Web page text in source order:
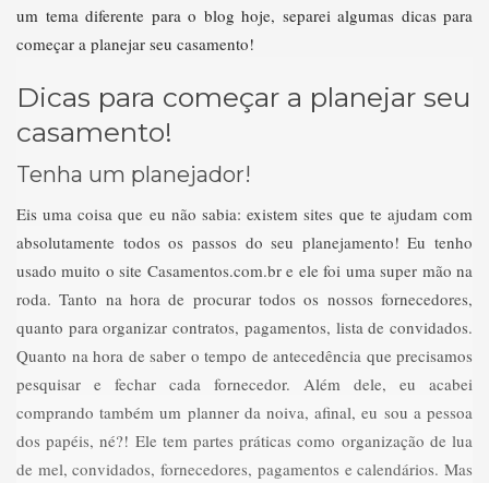
um tema diferente para o blog hoje, separei algumas dicas para
começar a planejar seu casamento!
Dicas para começar a planejar seu
casamento!
Tenha um planejador!
Eis uma coisa que eu não sabia: existem sites que te ajudam com
absolutamente todos os passos do seu planejamento! Eu tenho
usado muito o site Casamentos.com.br e ele foi uma super mão na
roda. Tanto na hora de procurar todos os nossos fornecedores,
quanto para organizar contratos, pagamentos, lista de convidados.
Quanto na hora de saber o tempo de antecedência que precisamos
pesquisar e fechar cada fornecedor. Além dele, eu acabei
comprando também um planner da noiva, afinal, eu sou a pessoa
dos papéis, né?! Ele tem partes práticas como organização de lua
de mel, convidados, fornecedores, pagamentos e calendários. Mas